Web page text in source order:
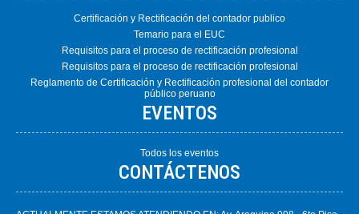
Certificación y Rectificación del contador publico
Temario para el EUC
Requisitos para el proceso de rectificación profesional
Requisitos para el proceso de rectificación profesional
Reglamento de Certificación y Rectificación profesional del contador
público peruano
EVENTOS
Todos los eventos
CONTÁCTENOS